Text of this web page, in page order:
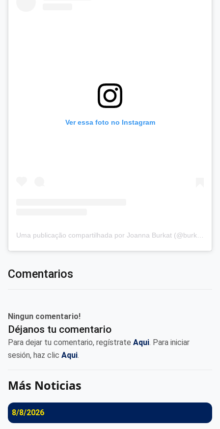
Ver essa foto no Instagram
Comentarios
Ningun comentario!
Déjanos tu comentario
Para dejar tu comentario, regístrate Aqui. Para iniciar
sesión, haz clic Aqui.
Más Noticias
8/8/2026